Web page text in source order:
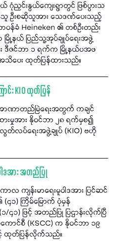
ယ် ဂုံညှင်းနွယ်ကျေးရွာတွင် ဖြစ်ပွားသ
သူ ဦးစဆိုသူအား သေဒဏ်ပေးသည့်
ဝန်ခံ Heineken ၏ တစ်ဦးတည်း
ာ မြို့နယ် ပြည်သူ့အုပ်ချုပ်ရေးအဖွဲ့
ဒီဇင်ဘာ ၁ ရက်က မြို့နယ်ပအဖ
ပေး ထုတ်ပြန်ထားသည်။
င်း KIO ထုတ်ပြန်
ာတည်မြဲရေးအတွက် ကချင်
းမှုအား နိုဝင်ဘာ ၂၈ ရက်မှစ၍
လွတ်လပ်ရေးအဖွဲ့ချုပ် (KIO) ဗဟို
ါဒအား အတည်ပြု
ကျန်းမာရေးမူဝါဒအား ပြင်ဆင်
၄၁) ကြိမ်မြောက် ပုံမှန်
၁) ဖြင့် အတည်ပြု ပြဌာန်းလိုက်ပြီ
ောင်စီ (KSCC) က နိုဝင်ဘာ ၁၉
ထုတ်ပြန်လိုက်သည်။